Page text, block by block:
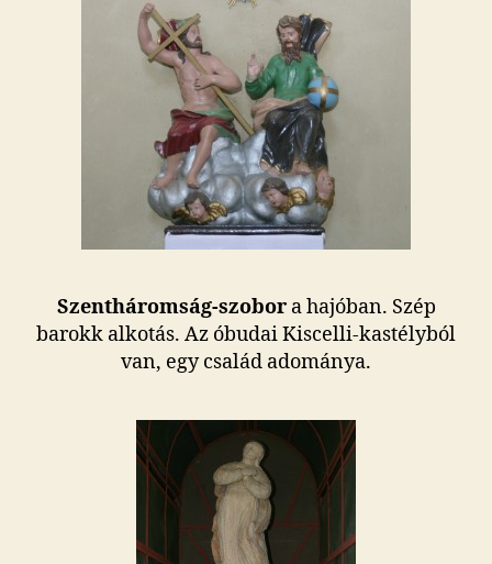
Szentháromság-szobora hajóban. Szép
barokk alkotás. Az óbudai Kiscelli-kastélyból
van, egy család adománya.